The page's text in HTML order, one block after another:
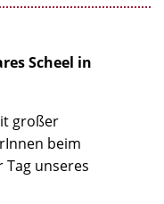
Scheel in
großer
beim
unseres